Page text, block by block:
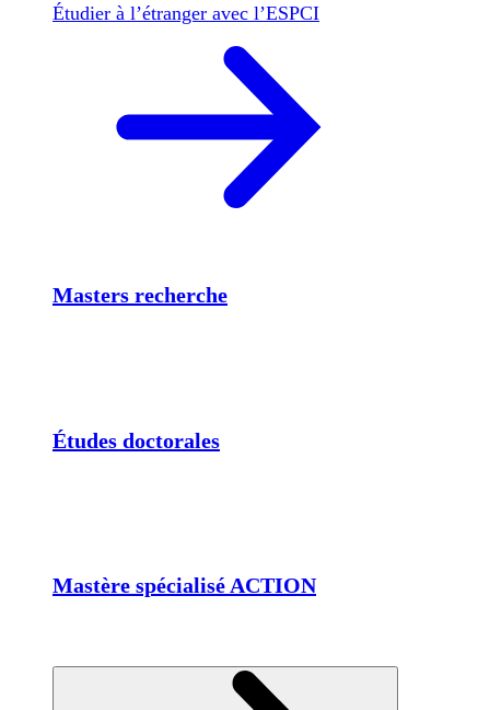
Étudier à l’étranger avec l’ESPCI
Masters recherche
Études doctorales
Mastère spécialisé ACTION